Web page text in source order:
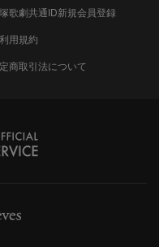
歌劇共通ID新規会員登録
用規約
商取引法について